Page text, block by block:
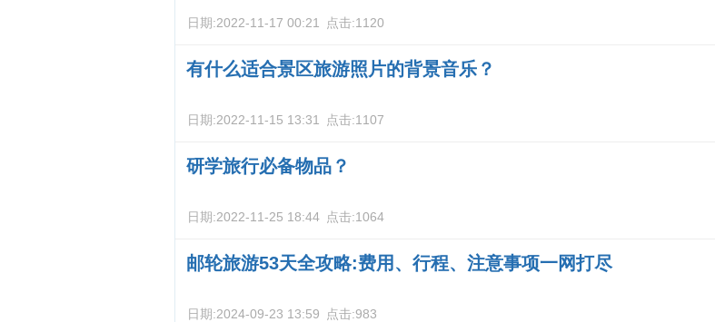
日期:2022-11-17 00:21 点击:1120
有什么适合景区旅游照片的背景音乐？
日期:2022-11-15 13:31 点击:1107
研学旅行必备物品？
日期:2022-11-25 18:44 点击:1064
邮轮旅游53天全攻略:费用、行程、注意事项一网打尽
日期:2024-09-23 13:59 点击:983